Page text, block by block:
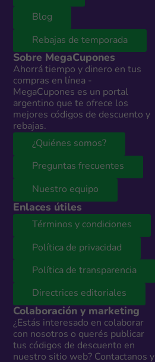
Blog
Rebajas de temporada
Sobre MegaCupones
Ahorrá tiempo y dinero en tus
compras en línea -
MegaCupones es un portal
argentino que te ofrece los
mejores códigos de descuento y
rebajas.
¿Quiénes somos?
Preguntas frecuentes
Nuestro equipo
Enlaces útiles
Términos y condiciones
Política de privacidad
Política de transparencia
Directrices editoriales
Colaboración y marketing
¿Estás interesado en colaborar
con nosotros o querés publicar
tus códigos de descuento en
nuestro sitio web? Contactanos y